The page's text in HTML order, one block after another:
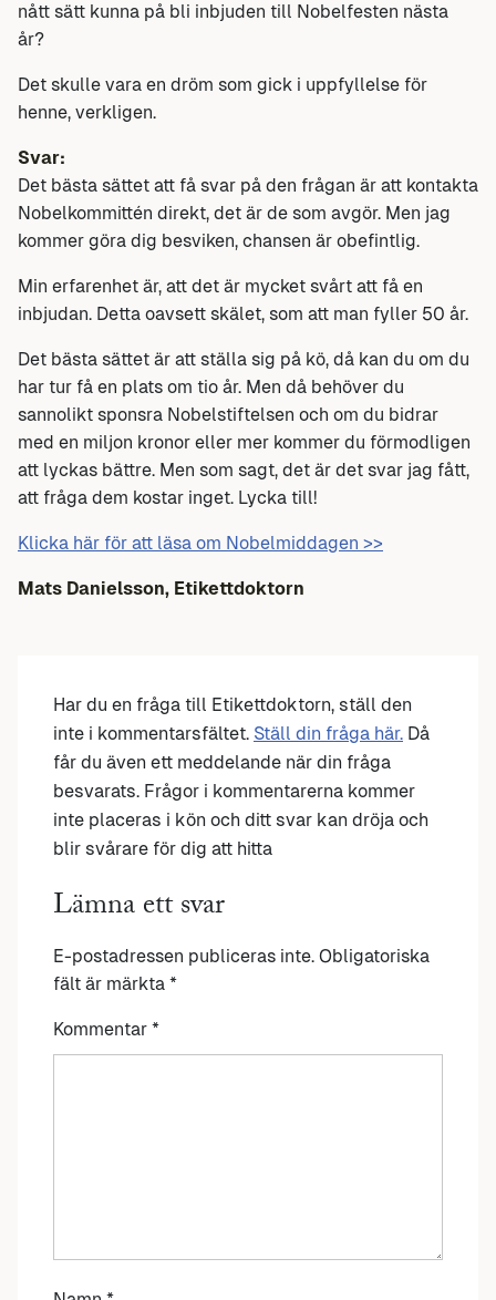
nått sätt kunna på bli inbjuden till Nobelfesten nästa
år?
Det skulle vara en dröm som gick i uppfyllelse för
henne, verkligen.
Svar:
Det bästa sättet att få svar på den frågan är att kontakta
Nobelkommittén direkt, det är de som avgör. Men jag
kommer göra dig besviken, chansen är obefintlig.
Min erfarenhet är, att det är mycket svårt att få en
inbjudan. Detta oavsett skälet, som att man fyller 50 år.
Det bästa sättet är att ställa sig på kö, då kan du om du
har tur få en plats om tio år. Men då behöver du
sannolikt sponsra Nobelstiftelsen och om du bidrar
med en miljon kronor eller mer kommer du förmodligen
att lyckas bättre. Men som sagt, det är det svar jag fått,
att fråga dem kostar inget. Lycka till!
Klicka här för att läsa om Nobelmiddagen >>
Mats Danielsson, Etikettdoktorn
Har du en fråga till Etikettdoktorn, ställ den
inte i kommentarsfältet. Ställ din fråga här. Då
får du även ett meddelande när din fråga
besvarats. Frågor i kommentarerna kommer
inte placeras i kön och ditt svar kan dröja och
blir svårare för dig att hitta
Lämna ett svar
E-postadressen publiceras inte. Obligatoriska
fält är märkta *
Kommentar *